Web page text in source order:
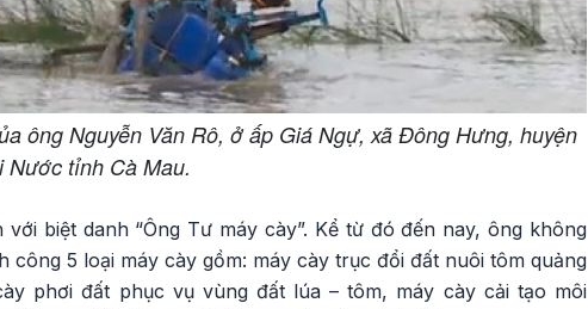
ông Nguyễn Văn Rô, ở ấp Giá Ngự, xã Đông Hưng, huyện
Nước tỉnh Cà Mau.
biệt danh “Ông Tư máy cày”. Kể từ đó đến nay, ông không
công 5 loại máy cày gồm: máy cày trục đổi đất nuôi tôm quảng
phơi đất phục vụ vùng đất lúa – tôm, máy cày cải tạo môi